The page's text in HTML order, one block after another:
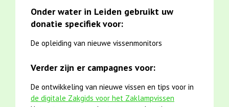
Onder water in Leiden gebruikt uw
donatie specifiek voor:
De opleiding van nieuwe vissenmonitors
Verder zijn er campagnes voor:
De ontwikkeling van nieuwe vissen en tips voor in
de digitale Zakgids voor het Zaklampvissen